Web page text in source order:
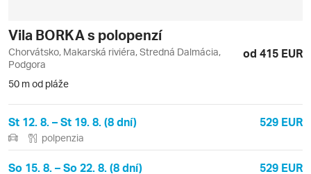
Vila BORKA s polopenzí
Chorvátsko, Makarská riviéra, Stredná Dalmácia,
Podgora
od 415 EUR
50 m od pláže
St 12. 8. – St 19. 8. (8 dní) 529 EUR
polpenzia
So 15. 8. – So 22. 8. (8 dní) 529 EUR